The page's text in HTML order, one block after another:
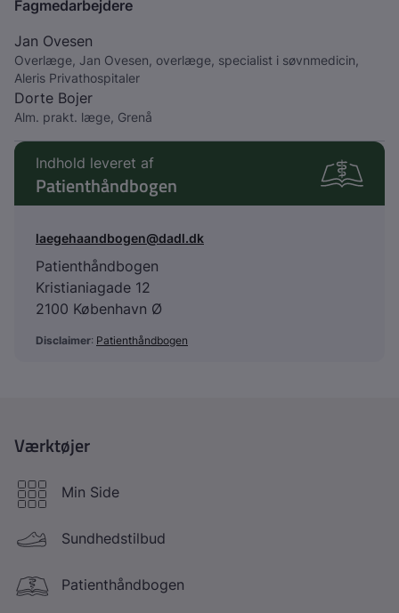
Fagmedarbejdere
Jan Ovesen
Overlæge, Jan Ovesen, overlæge, specialist i søvnmedicin,
Aleris Privathospitaler
Dorte Bojer
Alm. prakt. læge, Grenå
Indhold leveret af
Patienthåndbogen
laegehaandbogen@dadl.dk
Patienthåndbogen
Kristianiagade 12
2100 København Ø
Disclaimer: Patienthåndbogen